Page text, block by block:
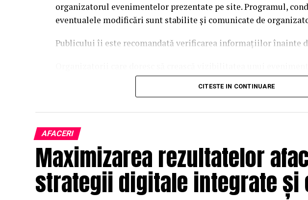
organizatorul evenimentelor prezentate pe site. Programul,
eventualele modificări sunt stabilite și comunicate de
Publicului îi este recomandată verificarea informațiilor înainte
solicita o ofertă de promovare din partea echipei
CITESTE IN CONTINUARE
AFACERI
Maximizarea rezultatelor
strategii digitale integrate și